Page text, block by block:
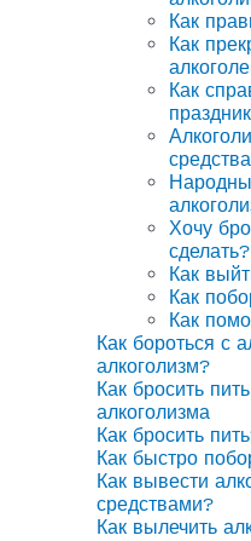
Как
Как
Как
Хочу
сделать?
Как
Как
Как
Как бороться с
алкоголизм?
Как бросить
алкоголизма
Как бросить
Как быстро
Как вывести
средствами?
Как вылечить